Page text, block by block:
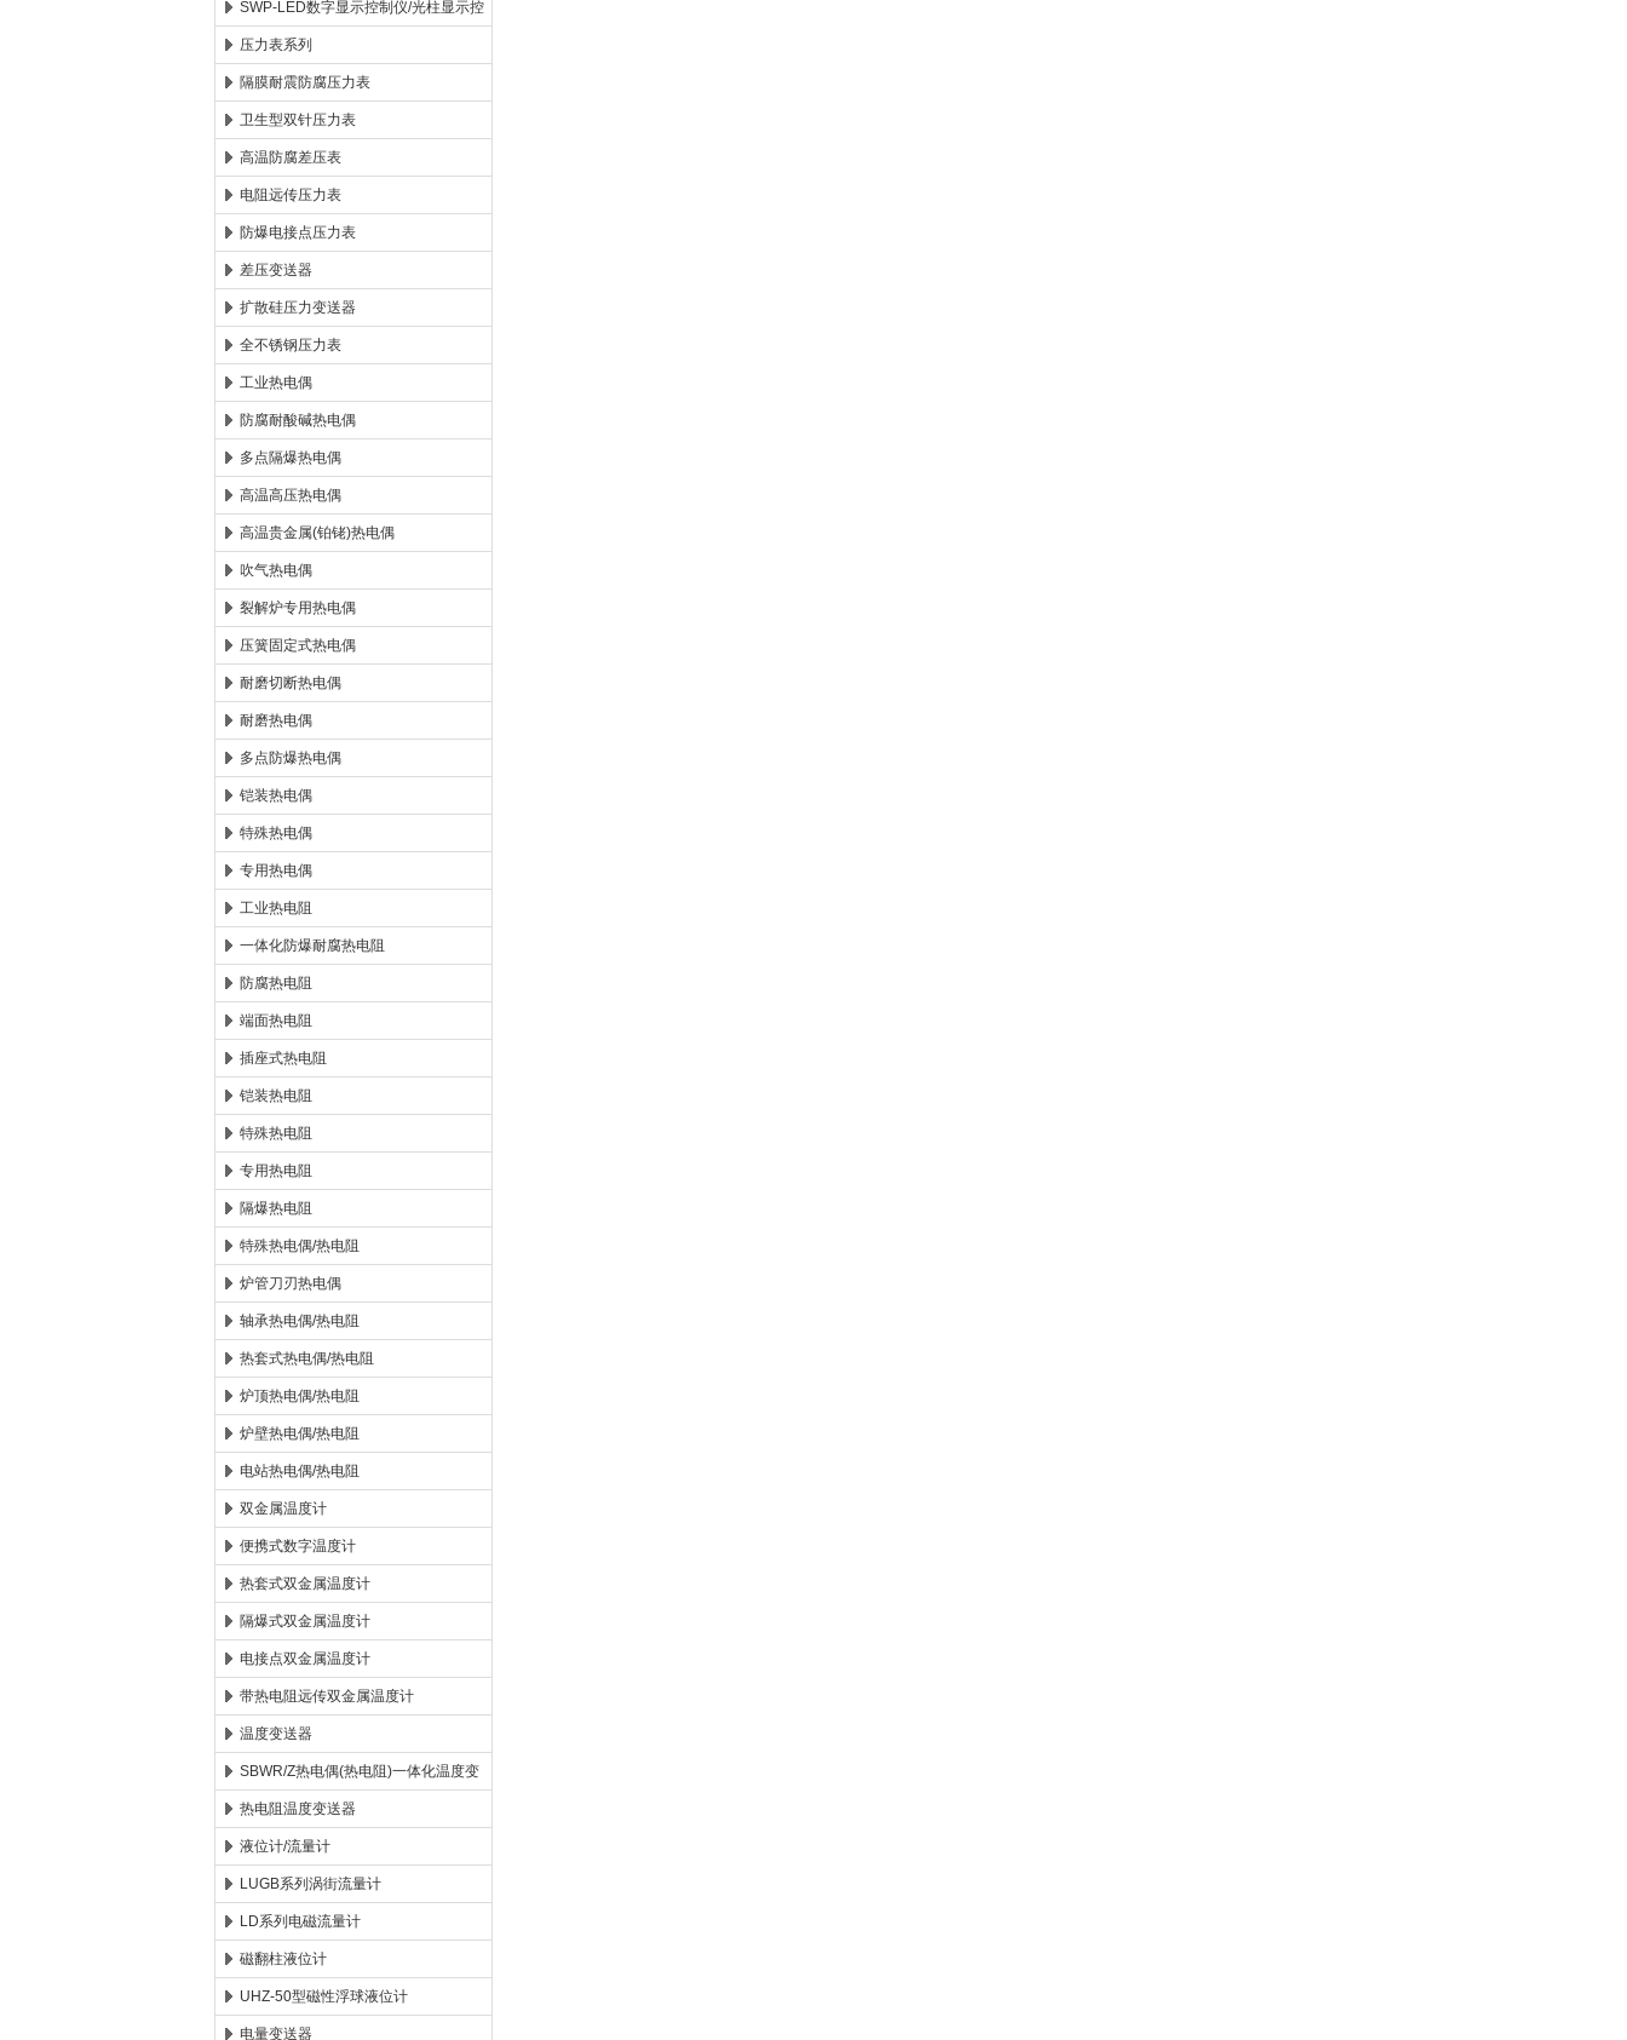
SWP-LED数字显示控制仪/光柱显示控
制仪
压力表系列
隔膜耐震防腐压力表
卫生型双针压力表
高温防腐差压表
电阻远传压力表
防爆电接点压力表
差压变送器
扩散硅压力变送器
全不锈钢压力表
工业热电偶
防腐耐酸碱热电偶
多点隔爆热电偶
高温高压热电偶
高温贵金属(铂铑)热电偶
吹气热电偶
裂解炉专用热电偶
压簧固定式热电偶
耐磨切断热电偶
耐磨热电偶
多点防爆热电偶
铠装热电偶
特殊热电偶
专用热电偶
工业热电阻
一体化防爆耐腐热电阻
防腐热电阻
端面热电阻
插座式热电阻
铠装热电阻
特殊热电阻
专用热电阻
隔爆热电阻
特殊热电偶/热电阻
炉管刀刃热电偶
轴承热电偶/热电阻
热套式热电偶/热电阻
炉顶热电偶/热电阻
炉壁热电偶/热电阻
电站热电偶/热电阻
双金属温度计
便携式数字温度计
热套式双金属温度计
隔爆式双金属温度计
电接点双金属温度计
带热电阻远传双金属温度计
温度变送器
SBWR/Z热电偶(热电阻)一体化温度变
送器
热电阻温度变送器
液位计/流量计
LUGB系列涡街流量计
LD系列电磁流量计
磁翻柱液位计
UHZ-50型磁性浮球液位计
电量变送器